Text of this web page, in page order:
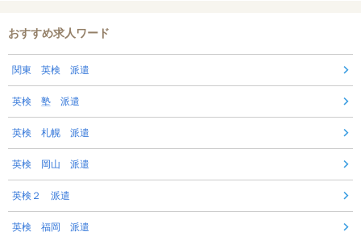
おすすめ求人ワード
関東 英検 派遣
英検 塾 派遣
英検 札幌 派遣
英検 岡山 派遣
英検２ 派遣
英検 福岡 派遣